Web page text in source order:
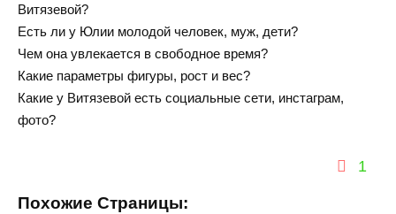
Витязевой?
Есть ли у Юлии молодой человек, муж, дети?
Чем она увлекается в свободное время?
Какие параметры фигуры, рост и вес?
Какие у Витязевой есть социальные сети, инстаграм,
фото?
1
Похожие Страницы: